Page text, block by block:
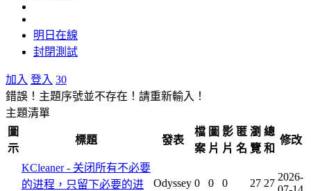
明日在線
封閉測試
加入 登入 30
錯誤！主題序號並不存在！請重新輸入！
主題清單
圖
示
標題 發表
檔
案
圖
片
影
片
匿
名
瀏
覽
總
和
修改
KCleaner - 关闭所有不必要
的进程，只留下必要的进
Odyssey 0 0 0 27 27
2026-